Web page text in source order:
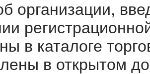
организации,
в каталоге
в открытом